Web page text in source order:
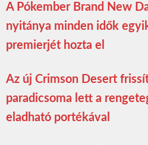
A Pókember Brand New
nyitánya minden idők
premierjét hozta el
Az új Crimson Desert
paradicsoma lett a
eladható portékával